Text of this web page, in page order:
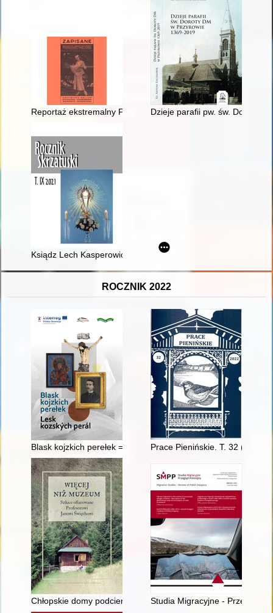
Reportaż ekstremalny Ferdynanda AntoniegoDzieje parafii pw. św. Doroty w
Ksiądz Lech Kasperowicz SDB (1953-2020) : kustosz
ROCZNIK 2022
Blask kojzkich perełek = Lesk kozských perálPrace Pienińskie. T. 32 (2022)
Chłopskie domy podcieniowe na obszarze Polski środkowej
Studia Migracyjne - Przegląd